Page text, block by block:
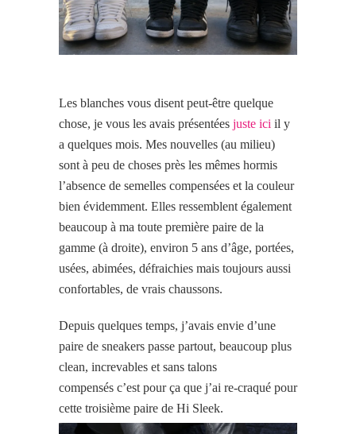
Les blanches vous disent peut-être quelque
chose, je vous les avais présentées juste ici il y
a quelques mois. Mes nouvelles (au milieu)
sont à peu de choses près les mêmes hormis
l’absence de semelles compensées et la couleur
bien évidemment. Elles ressemblent également
beaucoup à ma toute première paire de la
gamme (à droite), environ 5 ans d’âge, portées,
usées, abimées, défraichies mais toujours aussi
confortables, de vrais chaussons.
Depuis quelques temps, j’avais envie d’une
paire de sneakers passe partout, beaucoup plus
clean, increvables et sans talons
compensés c’est pour ça que j’ai re-craqué pour
cette troisième paire de Hi Sleek.